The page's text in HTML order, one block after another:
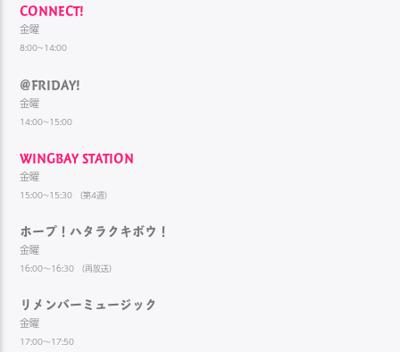
CONNECT!
金曜
8:00~14:00
@FRIDAY!
金曜
14:00~15:00
WINGBAY STATION
金曜
15:00~15:30 （第4週）
ホープ！ハタラクキボウ！
金曜
16:00～16:30 （再放送）
リメンバーミュージック
金曜
17:00～17:50